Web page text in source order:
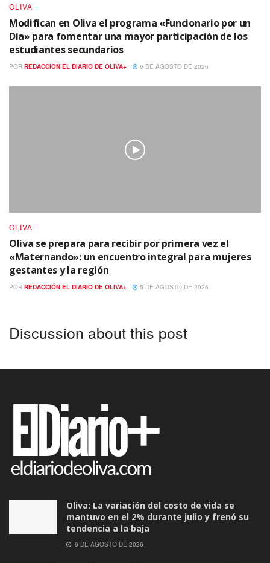
OLIVA
Modifican en Oliva el programa «Funcionario por un
Día» para fomentar una mayor participación de los
estudiantes secundarios
POR REDACCIÓN EL DIARIO DE OLIVA+ 6 DE AGOSTO DE 2026
OLIVA
Oliva se prepara para recibir por primera vez el
«Maternando»: un encuentro integral para mujeres
gestantes y la región
POR REDACCIÓN EL DIARIO DE OLIVA+ 5 DE AGOSTO DE 2026
Discussion about this post
Oliva: La variación del costo de vida se
mantuvo en el 2% durante julio y frenó su
tendencia a la baja
6 DE AGOSTO DE 2026